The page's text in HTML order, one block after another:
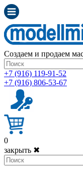
Создаем и продаем
+7 (916) 119-91-52
+7 (916) 806-53-67
0
закрыть ✖